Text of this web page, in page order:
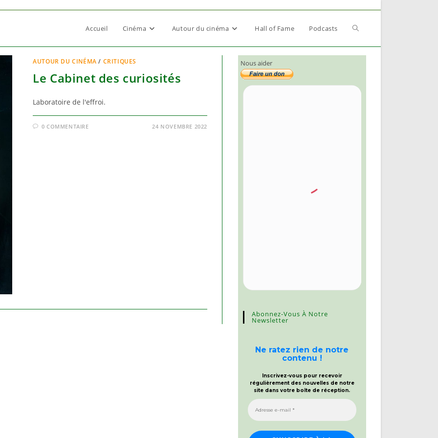
Accueil Cinéma Autour du cinéma Hall of Fame Podcasts Toggle
AUTOUR DU CINÉMA / CRITIQUES
Le Cabinet des curiosités
Laboratoire de l'effroi.
0 COMMENTAIRE 24 NOVEMBRE 2022
Nous aider
Abonnez-Vous À Notre
Newsletter
Ne ratez rien de notre
contenu !
Inscrivez-vous pour recevoir
régulièrement des nouvelles de notre
site dans votre boîte de réception.